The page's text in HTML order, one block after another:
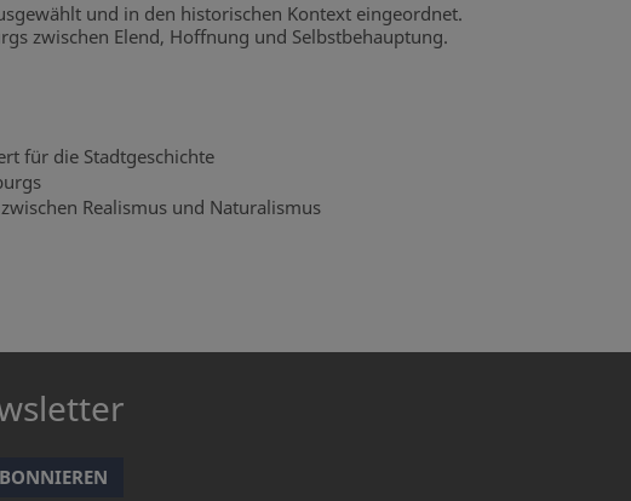
und in den historischen Kontext eingeordnet.
zwischen Elend, Hoffnung und Selbstbehauptung.
für die Stadtgeschichte
Realismus und Naturalismus